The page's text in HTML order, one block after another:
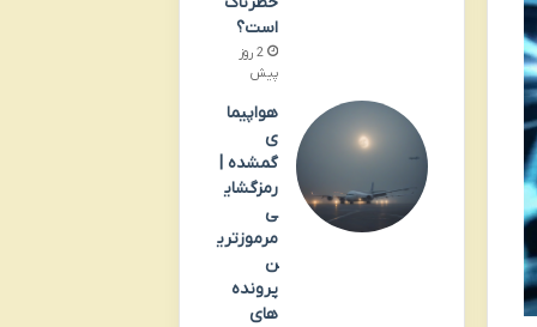
است؟
2 روز
پیش
هواپیما
ی
گمشده |
رمزگشای
ی
مرموزتری
ن
پرونده
های